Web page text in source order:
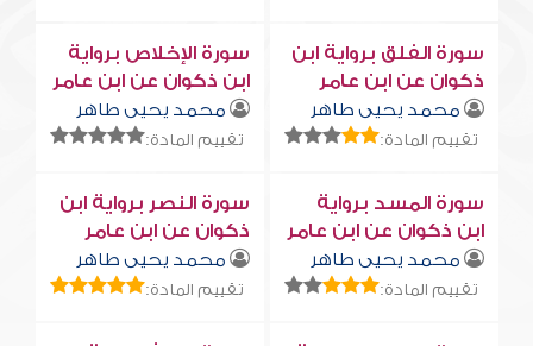
سورة الفلق برواية ابن
ذكوان عن ابن عامر
محمد يحيى طاهر
تقييم المادة:
سورة الإخلاص برواية
ابن ذكوان عن ابن عامر
محمد يحيى طاهر
تقييم المادة:
سورة المسد برواية
ابن ذكوان عن ابن عامر
محمد يحيى طاهر
تقييم المادة:
سورة النصر برواية ابن
ذكوان عن ابن عامر
محمد يحيى طاهر
تقييم المادة: